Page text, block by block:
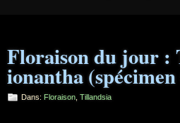
Floraison du jour :
ionantha (spécimen
Dans: Floraison Tillandsia